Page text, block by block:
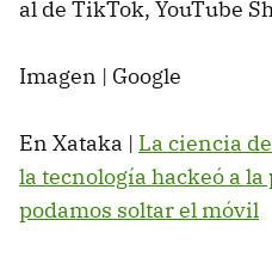
al de TikTok, YouTube
Imagen | Google
En Xataka | La ciencia
la tecnología hackeó a
podamos soltar el móvil